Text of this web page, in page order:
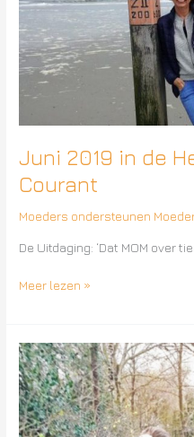
Juni 2019 in de
Courant
Moeders ondersteunen
De Uitdaging: ‘Dat MOM over
Heerenveense
Courant
Meer lezen »
April
2019
in
Groot
Heerenveen